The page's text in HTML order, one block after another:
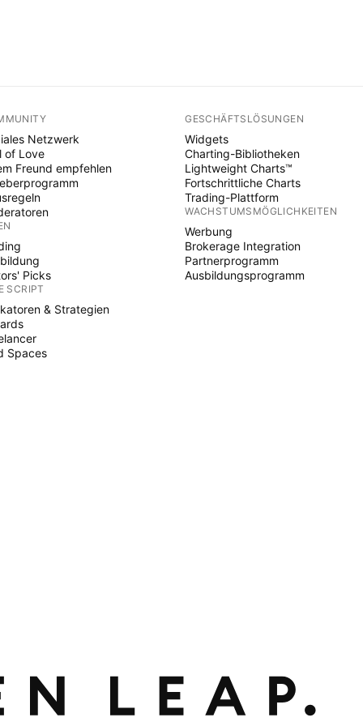
Netzwerk
of Love
Freund empfehlen
Picks
SCRIPT
& Strategien
Spaces
GESCHÄFTSLÖSUNGEN
Widgets
Charting-Bibliotheken
Lightweight Charts™
Fortschrittliche Charts
Trading-Plattform
WACHSTUMSMÖGLICHKEITEN
Werbung
Brokerage Integration
Partnerprogramm
Ausbildungsprogramm